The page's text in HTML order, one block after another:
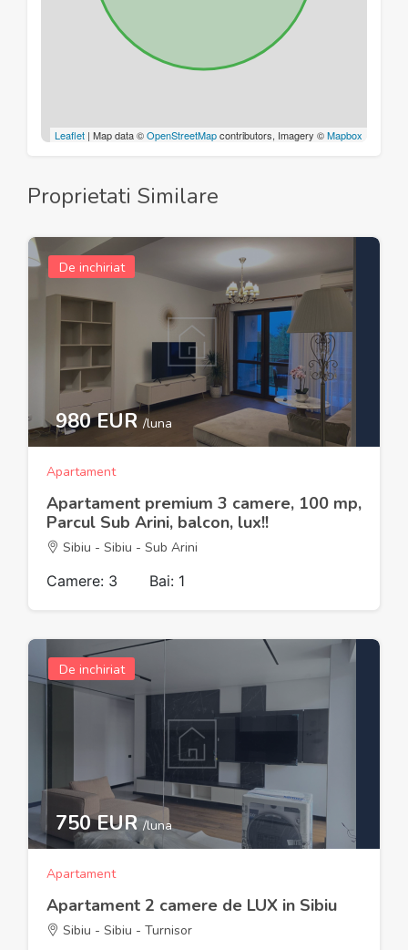
Leaflet | Map data ©OpenStreetMapcontributors, Imagery ©Mapbox
Proprietati Similare
De inchiriat
980 EUR/luna
Apartament
Apartament premium 3 camere, 100 mp,
Parcul Sub Arini, balcon, lux!!
Sibiu - Sibiu - Sub Arini
Camere: 3 Bai: 1
De inchiriat
750 EUR/luna
Apartament
Apartament 2 camere de LUX in Sibiu
Sibiu - Sibiu - Turnisor